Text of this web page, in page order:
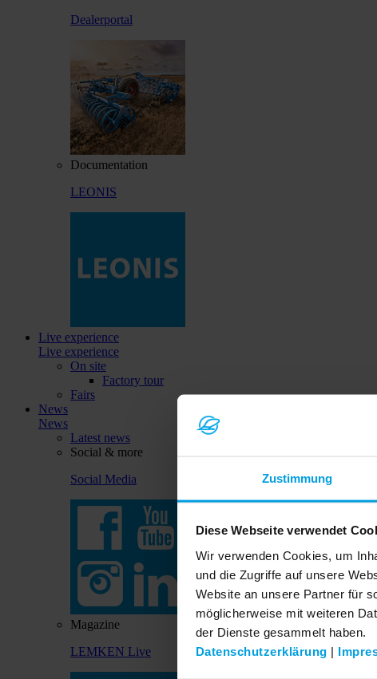
Zustimmung
Diese Webseite verwendet
Wir verwenden Cookies, um
und die Zugriffe auf unsere
Website an unsere Partner für
möglicherweise mit weiteren
der Dienste gesammelt haben.
Datenschutzerklärung |
Dealerportal
Documentation
LEONIS
Live experience
Live experience
On site
Factory tour
Fairs
News
News
Latest news
Social & more
Social Media
Magazine
LEMKEN Live